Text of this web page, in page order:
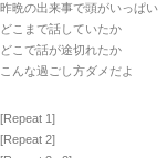
昨晩の出来事で頭がいっぱい
どこまで話していたか
どこで話が途切れたか
こんな過ごし方ダメだよ
[Repeat 1]
[Repeat 2]